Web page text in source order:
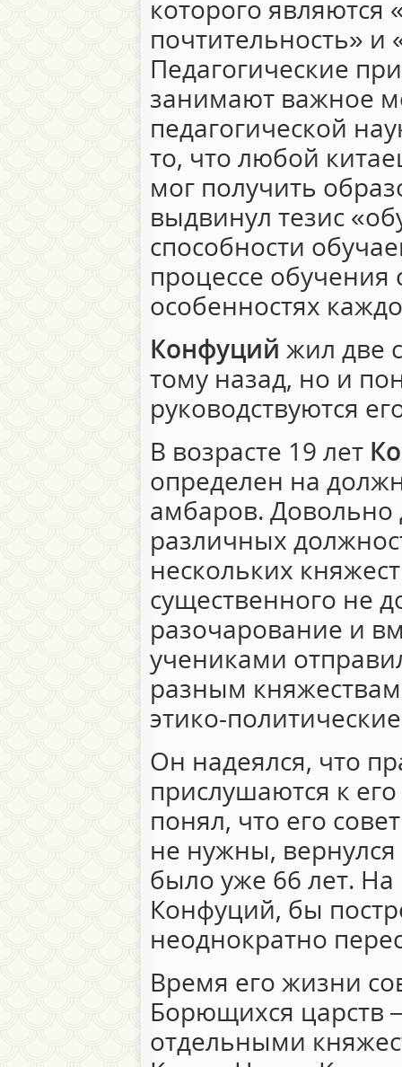
которого являются
почтительность» и
Педагогические
занимают важное
педагогической
то, что любой
мог получить
выдвинул тезис
способности
процессе обучения
особенностях
Конфуций жил две
тому назад, но и
руководствуются
В возрасте 19 лет
определен на
амбаров. Довольно
различных
нескольких
существенного не
разочарование и
учениками
разным
этико-
Он надеялся, что
прислушаются к
понял, что его
не нужны,
было уже 66 лет.
Конфуций, бы
неоднократно
Время его жизни
Борющихся царств
отдельными